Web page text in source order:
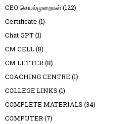
CEO செயல்முறைகள்(122)
Certificate (1)
Chat GPT(1)
CM CELL(8)
CM LETTER(8)
COACHING CENTRE (1)
COLLEGE LINKS (1)
COMPLETE MATERIALS (34)
COMPUTER(7)